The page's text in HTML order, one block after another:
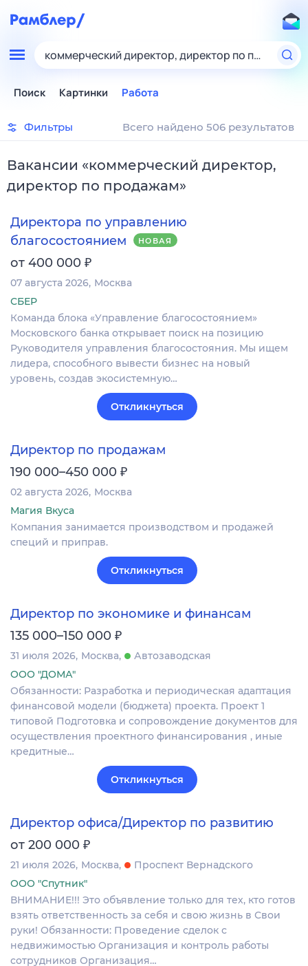
коммерческий директор, директор по продажам
Поиск Картинки Работа
Фильтры Всего найдено 506 результатов
Вакансии «коммерческий директор,
директор по продажам»
Директора по управлению
благосостоянием
НОВАЯ
от 400 000 ₽
07 августа 2026 Москва
СБЕР
Команда блока «Управление благосостоянием»
Московского банка открывает поиск на позицию
Руководителя управления благосостояния. Мы ищем
лидера, способного вывести бизнес на новый
уровень, создав экосистемную…
Откликнуться
Директор по продажам
190 000–450 000 ₽
02 августа 2026 Москва
Магия Вкуса
Компания занимается производством и продажей
специй и приправ.
Откликнуться
Директор по экономике и финансам
135 000–150 000 ₽
31 июля 2026 Москва
Автозаводская
ООО "ДОМА"
Обязанности: Разработка и периодическая адаптация
финансовой модели (бюджета) проекта. Проект 1
типовой Подготовка и сопровождение документов для
осуществления проектного финансирования , иные
кредитные…
Откликнуться
Директор офиса/Директор по развитию
от 200 000 ₽
21 июля 2026 Москва
Проспект Вернадского
ООО "Спутник"
ВНИМАНИЕ!!! Это объявление только для тех, кто готов
взять ответственность за себя и свою жизнь в Свои
руки! Обязанности: Проведение сделок с
недвижимостью Организация и контроль работы
сотрудников Организация…